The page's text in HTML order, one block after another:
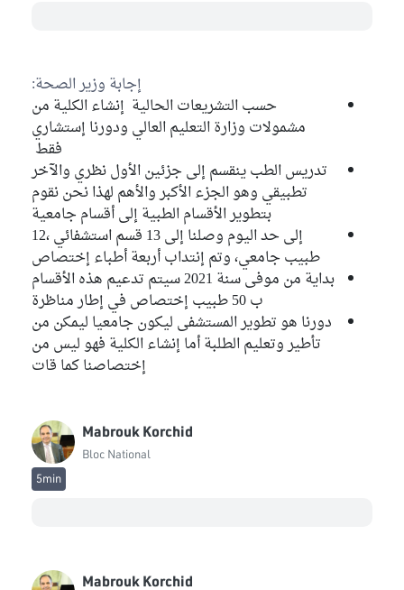
إجابة وزير الصحة:
حسب التشريعات الحالية إنشاء الكلية من
مشمولات وزارة التعليم العالي ودورنا إستشاري
فقط
تدريس الطب ينقسم إلى جزئين الأول نظري والآخر
تطبيقي وهو الجزء الأكبر والأهم لهذا نحن نقوم
بتطوير الأقسام الطبية إلى أقسام جامعية
إلى حد اليوم وصلنا إلى 13 قسم استشفائي ،12
طبيب جامعي، وتم إنتداب أربعة أطباء إختصاص
بداية من موفى سنة 2021 سيتم تدعيم هذه الأقسام
ب 50 طبيب إختصاص في إطار مناظرة
دورنا هو تطوير المستشفى ليكون جامعيا ليمكن من
تأطير وتعليم الطلبة أما إنشاء الكلية فهو ليس من
إختصاصنا كما قات
Mabrouk Korchid
Bloc National
5min
Mabrouk Korchid